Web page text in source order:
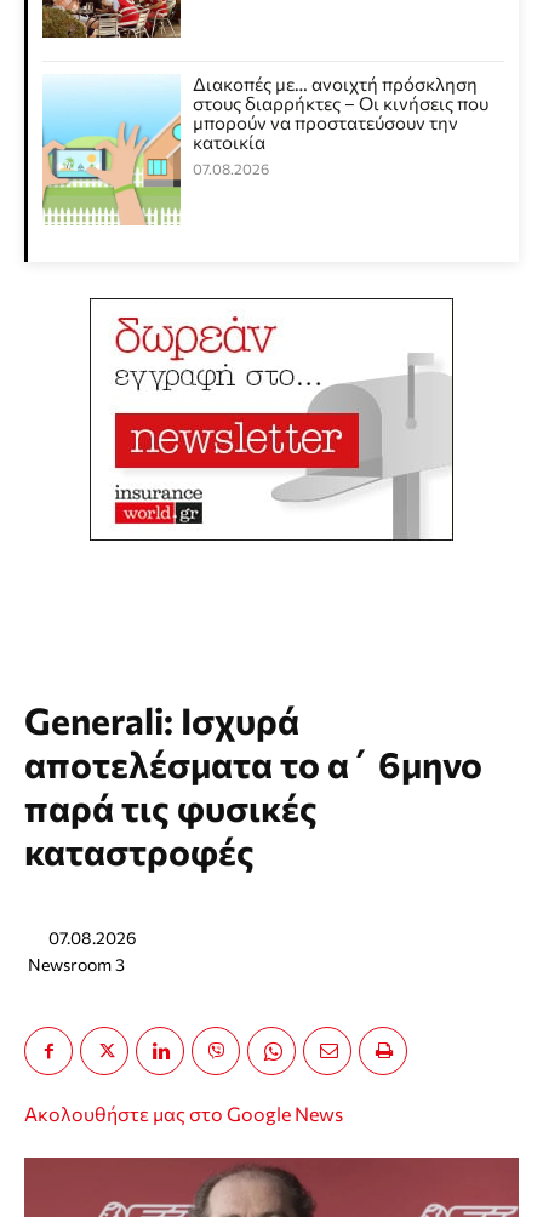
Διακοπές με… ανοιχτή πρόσκληση
στους διαρρήκτες – Οι κινήσεις που
μπορούν να προστατεύσουν την
κατοικία
07.08.2026